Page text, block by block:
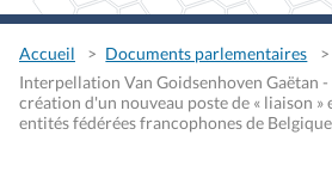
Accueil
Documents parlementaires
Interpellation Van Goidsenhoven Gaëtan -
création d'un nouveau poste de « liaison
entités fédérées francophones de Belgique